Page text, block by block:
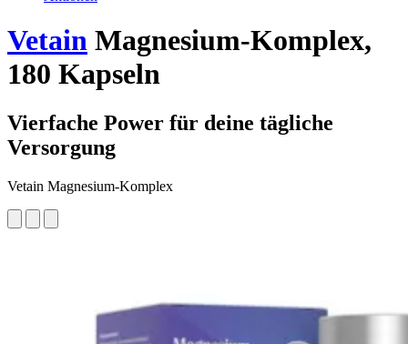
Vetain Magnesium-Komplex,
180 Kapseln
Vierfache Power für deine tägliche
Versorgung
Vetain Magnesium-Komplex